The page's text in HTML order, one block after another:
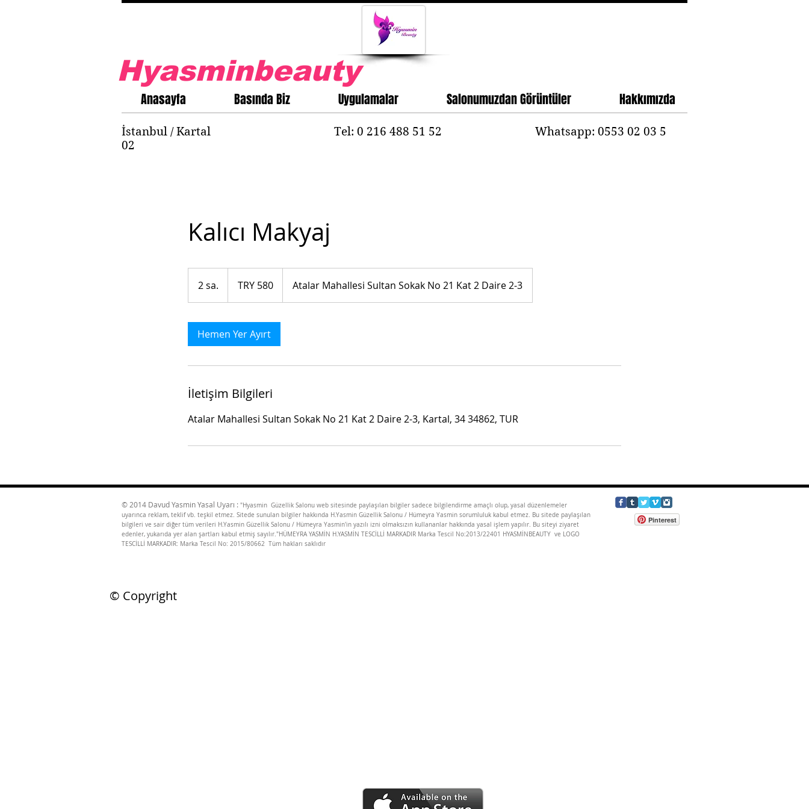
Hyasminbeauty
Anasayfa Basında Biz Uygulamalar Salonumuzdan Görüntüler Hakkımızda
İstanbul / Kartal Tel: 0 216 488 51 52
Whatsapp: 0553 02 03 5
02
Kalıcı Makyaj
2 sa.
s
LiraTRY 580 Atalar Mahallesi Sultan Sokak No 21 Kat 2 Daire 2-3
Hemen Yer Ayırt
İletişim Bilgileri
Atalar Mahallesi Sultan Sokak No 21 Kat 2 Daire 2-3, Kartal, 34 34862, TUR
© 2014 Davud Yasmin Yasal Uyarı : "Hyasmin Güzellik Salonu web sitesinde paylaşılan bilgiler sadece bilgilendirme amaçlı olup, yasal düzenlemeler
uyarınca reklam, teklif vb. teşkil etmez. Sitede sunulan bilgiler hakkında H.Yasmin Güzellik Salonu / Hümeyra Yasmin sorumluluk kabul etmez. Bu sitede paylaşılan
bilgileri ve sair diğer tüm verileri H.Yasmin Güzellik Salonu / Hümeyra Yasmin'in yazılı izni olmaksızın kullananlar hakkında yasal işlem yapılır. Bu siteyi ziyaret
edenler, yukarıda yer alan şartları kabul etmiş sayılır."HÜMEYRA YASMİN H.YASMİN TESCİLLİ MARKADIR Marka Tescil No:2013/22401 HYASMİNBEAUTY ve LOGO
TESCİLLİ MARKADIR: Marka Tescil No: 2015/80662 Tüm hakları saklıdır
Pinterest
© Copyright